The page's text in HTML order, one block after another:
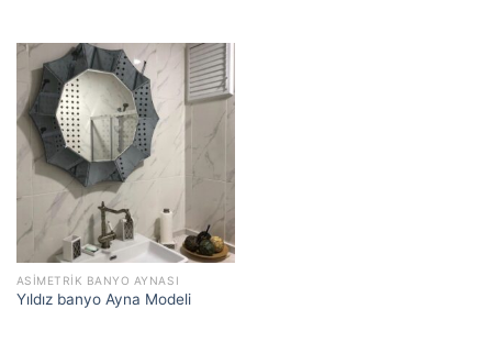
ASIMETRIK BANYO AYNASI
Yıldız banyo Ayna Modeli